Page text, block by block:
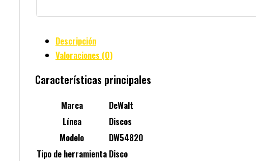
Descripción
Valoraciones (0)
Características principales
Marca
DeWalt
Línea
Discos
Modelo
DW54820
Tipo de herramienta Disco